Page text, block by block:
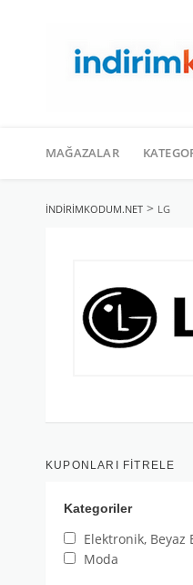
geç
MAĞAZALAR
INDIRIMKODUM.NET > LG
KUPONLARI FITRELE
Kategoriler
Elektronik, Beyaz
Moda